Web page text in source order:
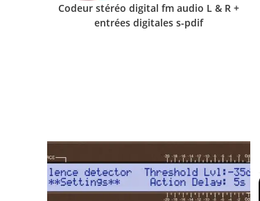
Codeur stéréo digital fm audio L & R +
entrées digitales s-pdif